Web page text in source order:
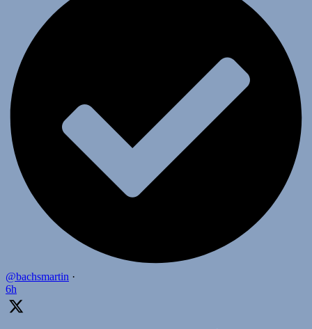
@bachsmartin ·
6h